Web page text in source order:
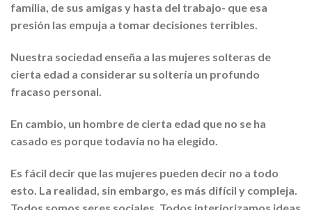
familia, de sus amigas y hasta del trabajo- que esa
presión las empuja a tomar decisiones terribles.
Nuestra sociedad enseña a las mujeres solteras de
cierta edad a considerar su soltería un profundo
fracaso personal.
En cambio, un hombre de cierta edad que no se ha
casado es porque todavía no ha elegido.
Es fácil decir que las mujeres pueden decir no a todo
esto. La realidad, sin embargo, es más difícil y compleja.